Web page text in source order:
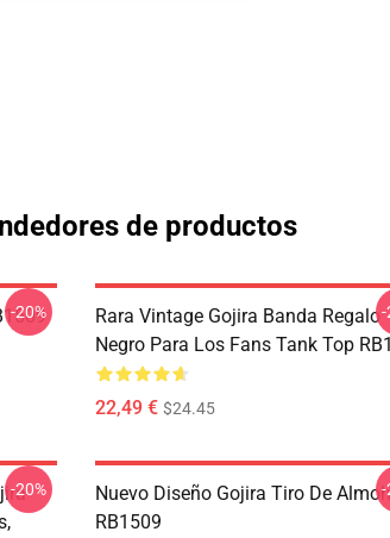
de productos
-20%
Rara Vintage Gojira Banda Regalo
Negro Para Los Fans Tank Top
22,49 € $24.45
-
-20%
Nuevo Diseño Gojira Tiro De
RB1509
-